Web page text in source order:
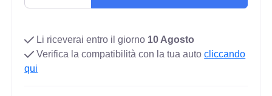
Li riceverai entro il giorno 10 Agosto
Verifica la compatibilità con la tua autocliccando
qui